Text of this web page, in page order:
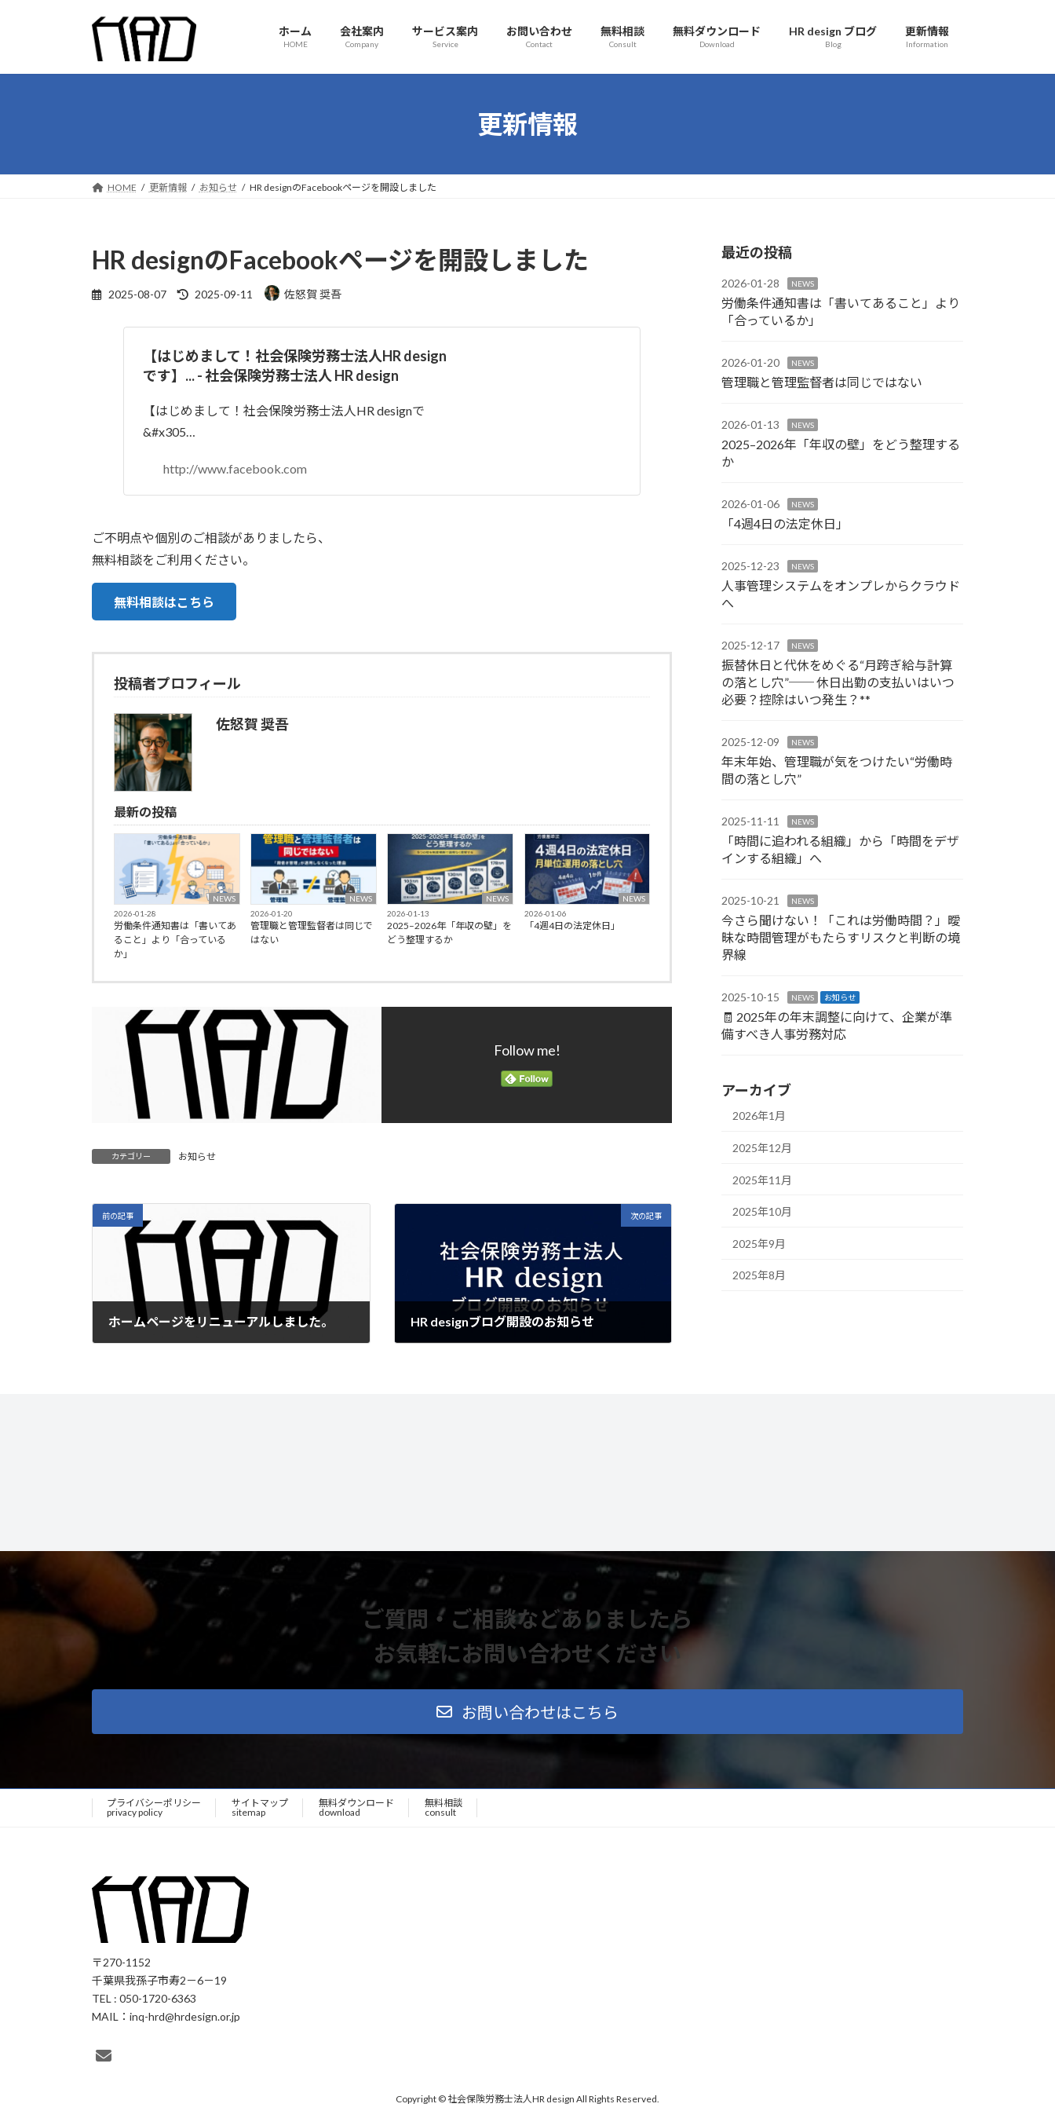
プ
動
ホーム
HOME
会社案内
Company
サービス案内
Service
お問い合わせ
Contact
無料相談
Consult
無料ダウンロード
Download
HR design ブログ
Blog
更新情報
Information
更新情報
HOME 更新情報 お知らせ HR designのFacebookページを開設しました
HR designのFacebookページを開設しました
2025-08-07
最
日
:
2025-09-11 佐怒賀 奨吾
【はじめまして！社会保険労務士法人HR design
です】... - 社会保険労務士法人 HR design
【はじめまして！社会保険労務士法人HR designで
&#x305…
http://www.facebook.com
ご不明点や個別のご相談がありましたら、
無料相談をご利用ください。
無料相談はこちら
投稿者プロフィール
佐怒賀 奨吾
最新の投稿
NEWS
2026-01-28
労働条件通知書は「書いてあ
ること」より「合っている
か」
NEWS
2026-01-20
管理職と管理監督者は同じで
はない
NEWS
2026-01-13
2025–2026年「年収の壁」を
どう整理するか
NEWS
2026-01-06
「4週4日の法定休日」
Follow me!
カテゴリー お知らせ
前の記事
ホームページをリニューアルしました。
次の記事
HR designブログ開設のお知らせ
最近の投稿
2026-01-28 NEWS
労働条件通知書は「書いてあること」より
「合っているか」
2026-01-20 NEWS
管理職と管理監督者は同じではない
2026-01-13 NEWS
2025–2026年「年収の壁」をどう整理する
か
2026-01-06 NEWS
「4週4日の法定休日」
2025-12-23 NEWS
人事管理システムをオンプレからクラウド
へ
2025-12-17 NEWS
振替休日と代休をめぐる“月跨ぎ給与計算
の落とし穴”── 休日出勤の支払いはいつ
必要？控除はいつ発生？**
2025-12-09 NEWS
年末年始、管理職が気をつけたい“労働時
間の落とし穴”
2025-11-11 NEWS
「時間に追われる組織」から「時間をデザ
インする組織」へ
2025-10-21 NEWS
今さら聞けない！「これは労働時間？」曖
昧な時間管理がもたらすリスクと判断の境
界線
2025-10-15 NEWS お知らせ
🧾 2025年の年末調整に向けて、企業が準
備すべき人事労務対応
アーカイブ
2026年1月
2025年12月
2025年11月
2025年10月
2025年9月
2025年8月
ご質問・ご相談などありましたら
お気軽にお問い合わせください
お問い合わせはこちら
プライバシーポリシー
privacy policy
サイトマップ
sitemap
無料ダウンロード
download
無料相談
consult
〒270-1152
千葉県我孫子市寿2－6－19
TEL : 050-1720-6363
MAIL：inq-hrd@hrdesign.or.jp
Copyright © 社会保険労務士法人HR design All Rights Reserved.